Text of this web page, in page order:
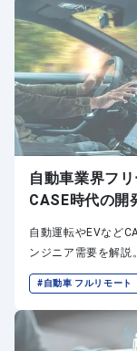
自動車業界フ
CASE時代の開
自動運転やEVなど
ンジニア需要を解説
ジェクトへの参画チ
#自動車 フルリモート